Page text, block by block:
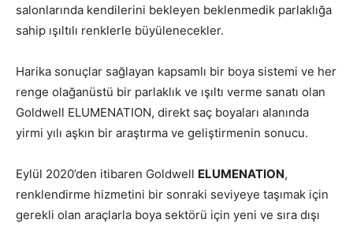
salonlarında kendilerini bekleyen beklenmedik parlaklığa
sahip ışıltılı renklerle büyülenecekler.
Harika sonuçlar sağlayan kapsamlı bir boya sistemi ve her
renge olağanüstü bir parlaklık ve ışıltı verme sanatı olan
Goldwell ELUMENATION, direkt saç boyaları alanında
yirmi yılı aşkın bir araştırma ve geliştirmenin sonucu.
Eylül 2020’den itibaren Goldwell ELUMENATION,
renklendirme hizmetini bir sonraki seviyeye taşımak için
gerekli olan araçlarla boya sektörü için yeni ve sıra dışı